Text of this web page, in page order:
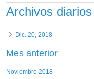
Archivos diarios
Dic. 20, 2018
Mes anterior
Noviembre 2018